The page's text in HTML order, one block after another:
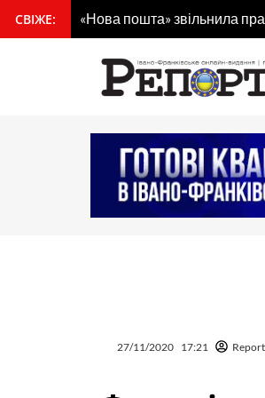
вмісту
СВІЖЕ: «Нова пошта» звільнила
27/11/2020 17:21